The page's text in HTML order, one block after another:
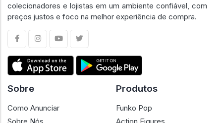
colecionadores e lojistas em um ambiente confiável, com
preços justos e foco na melhor experiência de compra.
Sobre
Como Anunciar
Produtos
Funko Pop